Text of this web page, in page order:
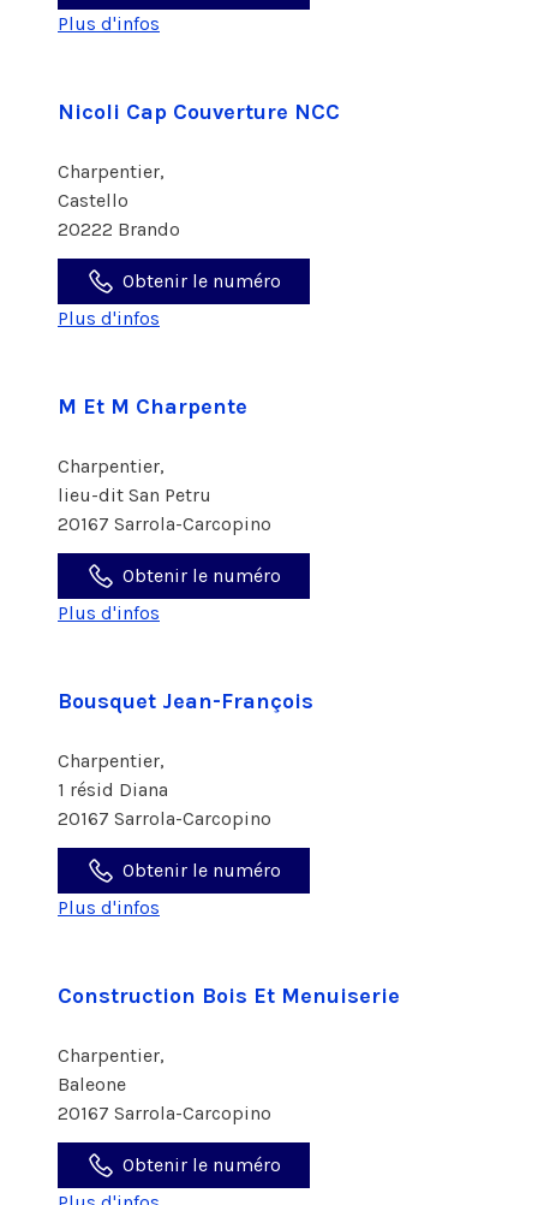
Plus d'infos
Nicoli Cap Couverture NCC
Charpentier,
Castello
20222 Brando
Obtenir le numéro
Plus d'infos
M Et M Charpente
Charpentier,
lieu-dit San Petru
20167 Sarrola-Carcopino
Obtenir le numéro
Plus d'infos
Bousquet Jean-François
Charpentier,
1 résid Diana
20167 Sarrola-Carcopino
Obtenir le numéro
Plus d'infos
Construction Bois Et Menuiserie
Charpentier,
Baleone
20167 Sarrola-Carcopino
Obtenir le numéro